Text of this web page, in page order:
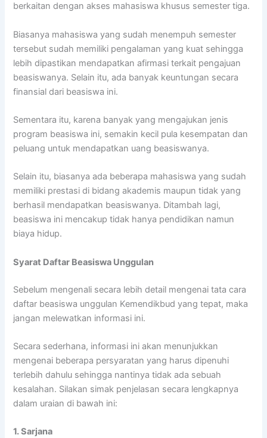
berkaitan dengan akses mahasiswa khusus semester tiga.
Biasanya mahasiswa yang sudah menempuh semester
tersebut sudah memiliki pengalaman yang kuat sehingga
lebih dipastikan mendapatkan afirmasi terkait pengajuan
beasiswanya. Selain itu, ada banyak keuntungan secara
finansial dari beasiswa ini.
Sementara itu, karena banyak yang mengajukan jenis
program beasiswa ini, semakin kecil pula kesempatan dan
peluang untuk mendapatkan uang beasiswanya.
Selain itu, biasanya ada beberapa mahasiswa yang sudah
memiliki prestasi di bidang akademis maupun tidak yang
berhasil mendapatkan beasiswanya. Ditambah lagi,
beasiswa ini mencakup tidak hanya pendidikan namun
biaya hidup.
Syarat Daftar Beasiswa Unggulan
Sebelum mengenali secara lebih detail mengenai tata cara
daftar beasiswa unggulan Kemendikbud yang tepat, maka
jangan melewatkan informasi ini.
Secara sederhana, informasi ini akan menunjukkan
mengenai beberapa persyaratan yang harus dipenuhi
terlebih dahulu sehingga nantinya tidak ada sebuah
kesalahan. Silakan simak penjelasan secara lengkapnya
dalam uraian di bawah ini:
1. Sarjana